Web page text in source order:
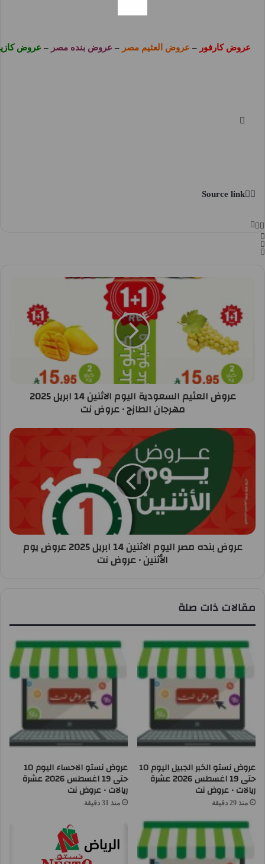
عروض كارفور – عروض العثيم مصر – عروض بنده مصر – عروض
Source link
عروض العثيم السعودية اليوم الاثنين 14 ابريل 2025
مهرجان الطازج • عروض نت
عروض بنده مصر اليوم الاثنين 14 ابريل 2025 عروض يوم
الأثنين • عروض نت
مقالات ذات صلة
عروض نستو الخبر الجبيل اليوم 10
حتى 19 اغسطس 2026 عشرة
ريالات • عروض نت
منذ 29 دقيقة
عروض نستو الاحساء اليوم 10
حتى 19 اغسطس 2026 عشرة
ريالات • عروض نت
منذ 31 دقيقة